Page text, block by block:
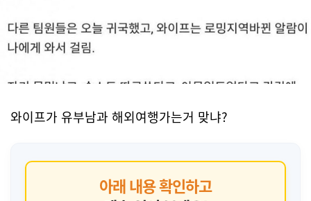
와이프가 유부남과 해외여행가는거 맞냐?
아래 내용 확인하고